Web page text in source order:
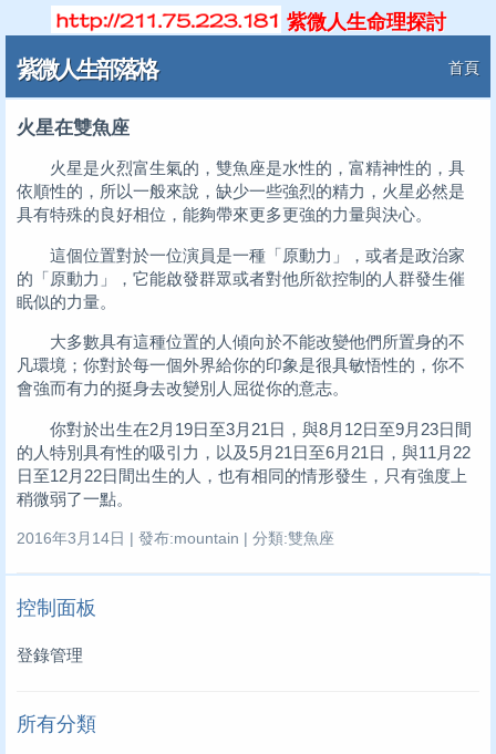
紫微人生命理探討
紫微人生部落格 首頁
火星在雙魚座
火星是火烈富生氣的，雙魚座是水性的，富精神性的，具
依順性的，所以一般來說，缺少一些強烈的精力，火星必然是
具有特殊的良好相位，能夠帶來更多更強的力量與決心。
這個位置對於一位演員是一種「原動力」，或者是政治家
的「原動力」，它能啟發群眾或者對他所欲控制的人群發生催
眠似的力量。
大多數具有這種位置的人傾向於不能改變他們所置身的不
凡環境；你對於每一個外界給你的印象是很具敏悟性的，你不
會強而有力的挺身去改變別人屈從你的意志。
你對於出生在2月19日至3月21日，與8月12日至9月23日間
的人特別具有性的吸引力，以及5月21日至6月21日，與11月22
日至12月22日間出生的人，也有相同的情形發生，只有強度上
稍微弱了一點。
2016年3月14日 | 發布:mountain | 分類:雙魚座
控制面板
登錄管理
所有分類